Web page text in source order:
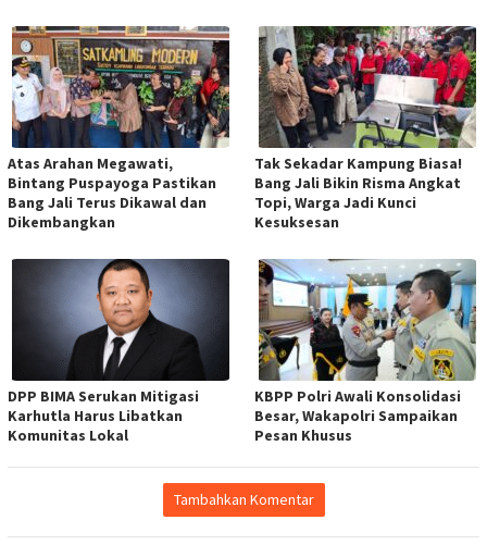
Atas Arahan Megawati,
Bintang Puspayoga Pastikan
Bang Jali Terus Dikawal dan
Dikembangkan
Tak Sekadar Kampung Biasa!
Bang Jali Bikin Risma Angkat
Topi, Warga Jadi Kunci
Kesuksesan
DPP BIMA Serukan Mitigasi
Karhutla Harus Libatkan
Komunitas Lokal
KBPP Polri Awali Konsolidasi
Besar, Wakapolri Sampaikan
Pesan Khusus
Tambahkan Komentar